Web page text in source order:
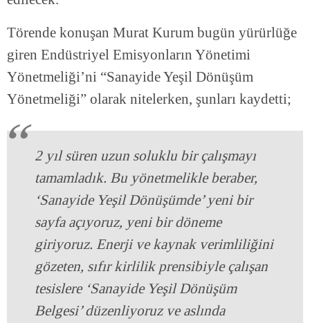
Törende konuşan Murat Kurum bugün yürürlüğe
giren Endüstriyel Emisyonların Yönetimi
Yönetmeliği’ni “Sanayide Yeşil Dönüşüm
Yönetmeliği” olarak nitelerken, şunları kaydetti;
2 yıl süren uzun soluklu bir çalışmayı
tamamladık. Bu yönetmelikle beraber,
‘Sanayide Yeşil Dönüşümde’ yeni bir
sayfa açıyoruz, yeni bir döneme
giriyoruz. Enerji ve kaynak verimliliğini
gözeten, sıfır kirlilik prensibiyle çalışan
tesislere ‘Sanayide Yeşil Dönüşüm
Belgesi’ düzenliyoruz ve aslında